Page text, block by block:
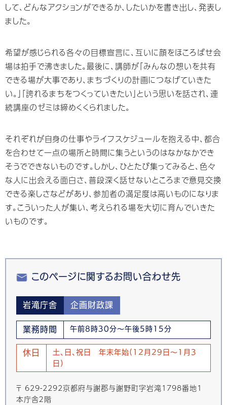
して、どんなアクションができるか、したいかを書き出し、発表し
ました。
希望が感じられる各々の⽬標宣⾔に、互いに顔をほころばせ会
場は拍⼿で沸きました。最後に、講師が「みんなの想いを共有
できる場が⼤事であり、まちづくりの計画につなげていきた
い。」「誇れるまちをつくっていきたい」という思いを話され、連
続講座のゼミは締めくくられました。
それぞれが⾃⾝の仕事やライフスケジュールを抱える中、都合
を合わせて⼀点の場所と時間に集うというのはなかなかでき
そうでできないものです。しかし、ひとたび集ってみると、⾊々
な⼈に出会える⾯⽩さ、普段深く話せないところまで意⾒交換
できる楽しさなどがあり、参加者の満⾜度は⾼いものになりま
す。こういった⼈が集い、考えられる場を⼤切に育んでいきた
いものです。
このページに関するお問い合わせ先
岩滝庁舎 企画財政課
業務時間 午前8時30分～午後5時15分
休日
土、日、祝日 年末年始(12月29日～1月3
日)
〒 629-2292京都府与謝郡与謝野町字岩滝1798番地1
本庁舎２階